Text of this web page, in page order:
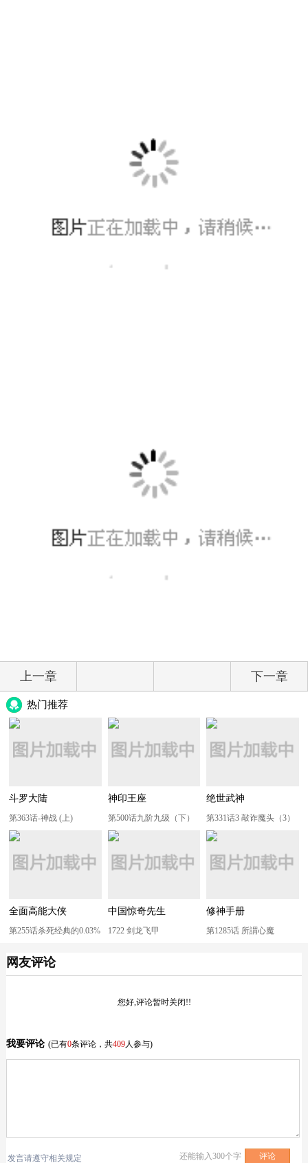
上一章 下一章
热门推荐
斗罗大陆
第363话-神战 (上)
神印王座
第500话九阶九级（下）
绝世武神
第331话3 敲诈魔头（3）
全面高能大侠
第255话杀死经典的0.03%
中国惊奇先生
1722 剑龙飞甲
修神手册
第1285话 所謂心魔
网友评论
您好,评论暂时关闭!!
我要评论 (已有0条评论，共409人参与)
发言请遵守相关规定 还能输入300个字